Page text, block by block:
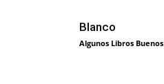
Blanco
Algunos Libros Buenos